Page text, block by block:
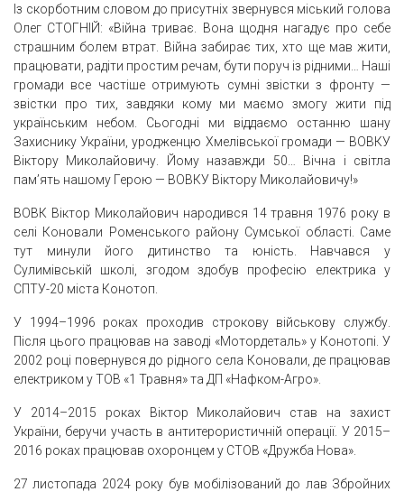
Із скорботним словом до присутніх звернувся міський голова
Олег СТОГНІЙ: «Війна триває. Вона щодня нагадує про себе
страшним болем втрат. Війна забирає тих, хто ще мав жити,
працювати, радіти простим речам, бути поруч із рідними… Наші
громади все частіше отримують сумні звістки з фронту —
звістки про тих, завдяки кому ми маємо змогу жити під
українським небом. Сьогодні ми віддаємо останню шану
Захиснику України, уродженцю Хмелівської громади — ВОВКУ
Віктору Миколайовичу. Йому назавжди 50… Вічна і світла
пам’ять нашому Герою — ВОВКУ Віктору Миколайовичу!»
ВОВК Віктор Миколайович народився 14 травня 1976 року в
селі Коновали Роменського району Сумської області. Саме
тут минули його дитинство та юність. Навчався у
Сулимівській школі, згодом здобув професію електрика у
СПТУ-20 міста Конотоп.
У 1994–1996 роках проходив строкову військову службу.
Після цього працював на заводі «Мотордеталь» у Конотопі. У
2002 році повернувся до рідного села Коновали, де працював
електриком у ТОВ «1 Травня» та ДП «Нафком-Агро».
У 2014–2015 роках Віктор Миколайович став на захист
України, беручи участь в антитерористичній операції. У 2015–
2016 роках працював охоронцем у СТОВ «Дружба Нова».
27 листопада 2024 року був мобілізований до лав Збройних